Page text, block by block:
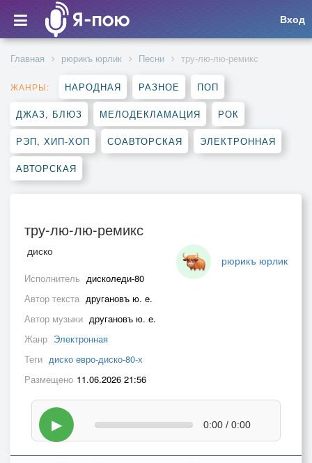
Вход
Главная рюрикъ юрлик Песни тру-лю-лю-ремикс
ЖАНРЫ: НАРОДНАЯ РАЗНОЕ ПОП
ДЖАЗ, БЛЮЗ МЕЛОДЕКЛАМАЦИЯ РОК
РЭП, ХИП-ХОП СОАВТОРСКАЯ ЭЛЕКТРОННАЯ
АВТОРСКАЯ
тру-лю-лю-ремикс
рюрикъ юрлик
диско
Исполнитель дисколеди-80
Автор текста другановъ ю. е.
Автор музыки другановъ ю. е.
Жанр Электронная
Теги диско евро-диско-80-х
Размещено 11.06.2026 21:56
▶ 0:00 / 0:00